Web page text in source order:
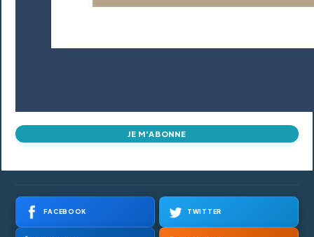
JE M'ABONNE
FACEBOOK TWITTER